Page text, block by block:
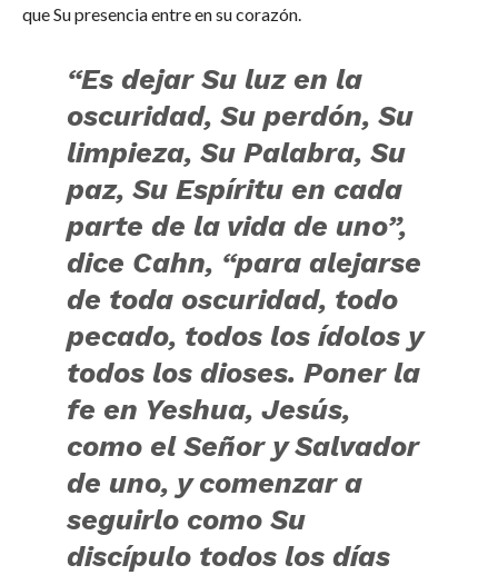
que Su presencia entre en su corazón.
“Es dejar Su luz en la
oscuridad, Su perdón, Su
limpieza, Su Palabra, Su
paz, Su Espíritu en cada
parte de la vida de uno”,
dice Cahn, “para alejarse
de toda oscuridad, todo
pecado, todos los ídolos y
todos los dioses. Poner la
fe en Yeshua, Jesús,
como el Señor y Salvador
de uno, y comenzar a
seguirlo como Su
discípulo todos los días